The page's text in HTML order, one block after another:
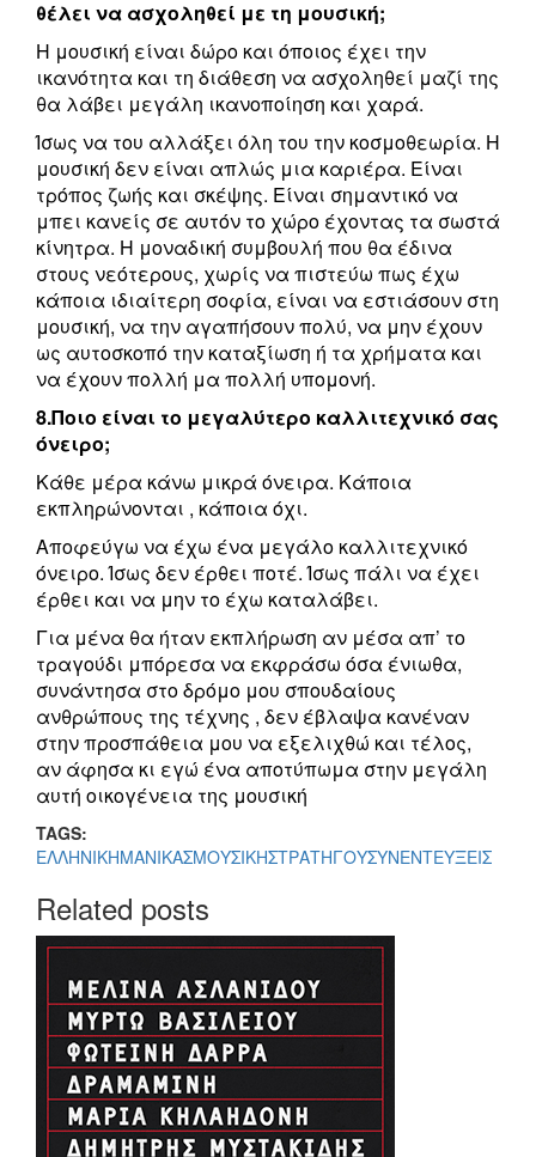
θέλει να ασχοληθεί με τη μουσική;
Η μουσική είναι δώρο και όποιος έχει την
ικανότητα και τη διάθεση να ασχοληθεί μαζί της
θα λάβει μεγάλη ικανοποίηση και χαρά.
Ίσως να του αλλάξει όλη του την κοσμοθεωρία. Η
μουσική δεν είναι απλώς μια καριέρα. Είναι
τρόπος ζωής και σκέψης. Είναι σημαντικό να
μπει κανείς σε αυτόν το χώρο έχοντας τα σωστά
κίνητρα. Η μοναδική συμβουλή που θα έδινα
στους νεότερους, χωρίς να πιστεύω πως έχω
κάποια ιδιαίτερη σοφία, είναι να εστιάσουν στη
μουσική, να την αγαπήσουν πολύ, να μην έχουν
ως αυτοσκοπό την καταξίωση ή τα χρήματα και
να έχουν πολλή μα πολλή υπομονή.
8.Ποιο είναι το μεγαλύτερο καλλιτεχνικό σας
όνειρο;
Κάθε μέρα κάνω μικρά όνειρα. Κάποια
εκπληρώνονται , κάποια όχι.
Αποφεύγω να έχω ένα μεγάλο καλλιτεχνικό
όνειρο. Ίσως δεν έρθει ποτέ. Ίσως πάλι να έχει
έρθει και να μην το έχω καταλάβει.
Για μένα θα ήταν εκπλήρωση αν μέσα απ’ το
τραγούδι μπόρεσα να εκφράσω όσα ένιωθα,
συνάντησα στο δρόμο μου σπουδαίους
ανθρώπους της τέχνης , δεν έβλαψα κανέναν
στην προσπάθεια μου να εξελιχθώ και τέλος,
αν άφησα κι εγώ ένα αποτύπωμα στην μεγάλη
αυτή οικογένεια της μουσική
TAGS:
ΕΛΛΗΝΙΚΗΜΑΝΙΚΑΣΜΟΥΣΙΚΗΣΤΡΑΤΗΓΟΥΣΥΝΕΝΤΕΥΞΕΙΣ
Related posts